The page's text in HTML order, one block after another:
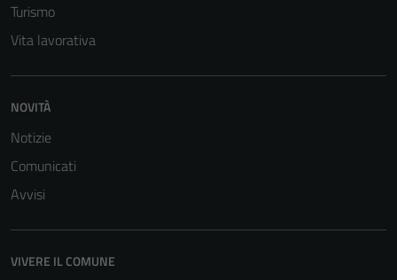
Turismo
Vita lavorativa
NOVITÀ
Notizie
Comunicati
Avvisi
VIVERE IL COMUNE
sono necessari